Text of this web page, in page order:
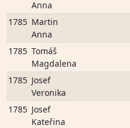
Anna
1785 Martin
Anna
1785 Tomáš
Magdalena
1785 Josef
Veronika
1785 Josef
Kateřina